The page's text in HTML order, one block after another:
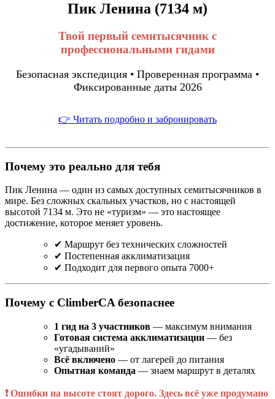
Пик Ленина (7134 м)
Твой первый семитысячник с
профессиональными гидами
Безопасная экспедиция • Проверенная программа •
Фиксированные даты 2026
👉 Читать подробно и забронировать
Почему это реально для тебя
Пик Ленина — один из самых доступных семитысячников в
мире. Без сложных скальных участков, но с настоящей
высотой 7134 м. Это не «туризм» — это настоящее
достижение, которое меняет уровень.
✔ Маршрут без технических сложностей
✔ Постепенная акклиматизация
✔ Подходит для первого опыта 7000+
Почему с ClimberCA безопаснее
1 гид на 3 участников — максимум внимания
Готовая система акклиматизации — без
«угадываний»
Всё включено — от лагерей до питания
Опытная команда — знаем маршрут в деталях
❗ Ошибки на высоте стоят дорого. Здесь всё уже продумано